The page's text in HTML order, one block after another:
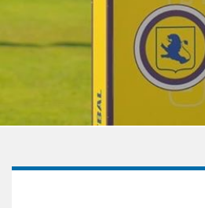
Informatie voor de Pers
Onze historie
Fysiotherapie voor leden